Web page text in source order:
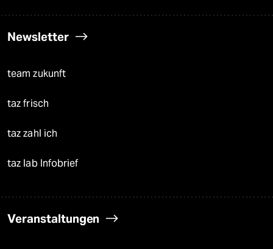
Newsletter
team zukunft
taz frisch
taz zahl ich
taz lab Infobrief
Veranstaltungen